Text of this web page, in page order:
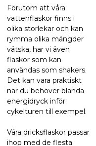
Förutom att våra
vattenflaskor finns i
olika storlekar och kan
rymma olika mängder
vätska, har vi även
flaskor som kan
användas som shakers.
Det kan vara praktiskt
när du behöver blanda
energidryck inför
cykelturen till exempel.
Våra dricksflaskor passar
ihop med de flesta